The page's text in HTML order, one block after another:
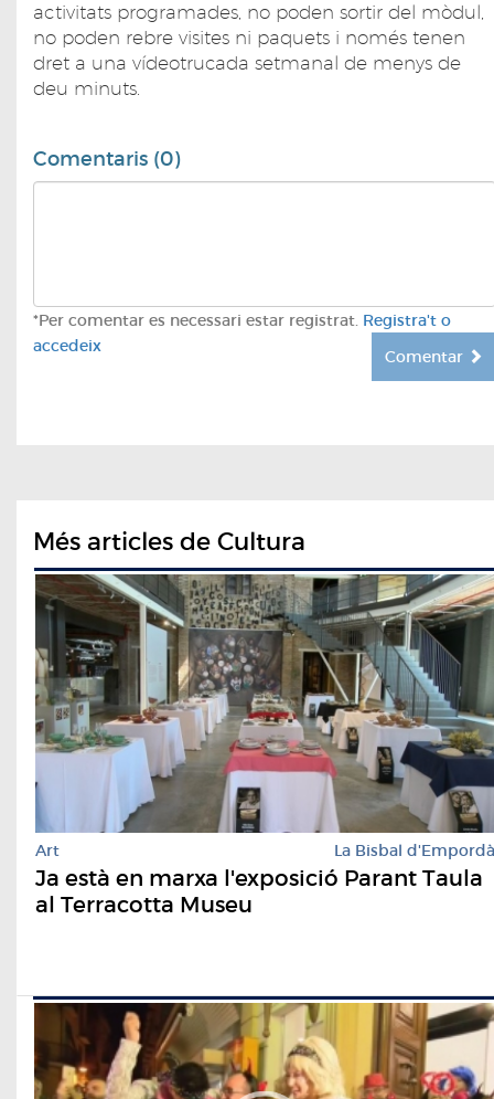
activitats programades, no poden sortir del mòdul,
no poden rebre visites ni paquets i només tenen
dret a una vídeotrucada setmanal de menys de
deu minuts.
Comentaris (0)
*Per comentar es necessari estar registrat. Registra't o
accedeix
Comentar
Més articles de Cultura
Art La Bisbal d'Empordà
Ja està en marxa l'exposició Parant Taula
al Terracotta Museu